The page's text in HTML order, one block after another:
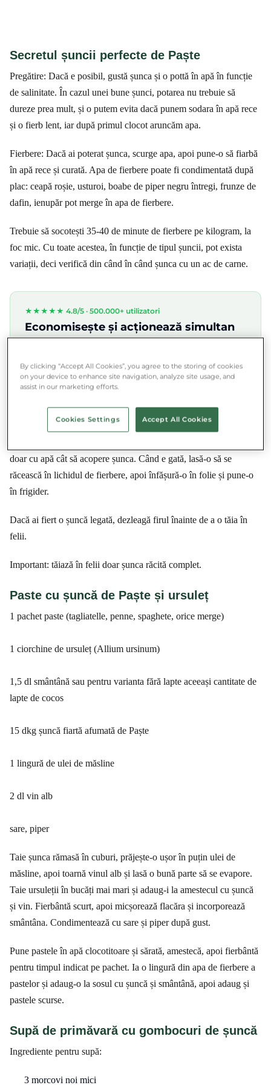
Secretul șuncii perfecte de Paște
Pregătire: Dacă e posibil, gustă șunca și o pottă în apă în funcție
de salinitate. În cazul unei bune șunci, potarea nu trebuie să
dureze prea mult, și o putem evita dacă punem sodara în apă rece
și o fierb lent, iar după primul clocot aruncăm apa.
Fierbere: Dacă ai poterat șunca, scurge apa, apoi pune-o să fiarbă
în apă rece și curată. Apa de fierbere poate fi condimentată după
plac: ceapă roșie, usturoi, boabe de piper negru întregi, frunze de
dafin, ienupăr pot merge în apa de fierbere.
Trebuie să socotești 35-40 de minute de fierbere pe kilogram, la
foc mic. Cu toate acestea, în funcție de tipul șuncii, pot exista
variații, deci verifică din când în când șunca cu un ac de carne.
★★★★★ 4.8/5 · 500.000+ utilizatori
Economisește și acționează simultan
App Store Google Play
doar cu apă cât să acopere șunca. Când e gată, lasă-o să se
răcească în lichidul de fierbere, apoi înfășură-o în folie și pune-o
în frigider.
Dacă ai fiert o șuncă legată, dezleagă firul înainte de a o tăia în
felii.
Important: tăiază în felii doar șunca răcită complet.
Paste cu șuncă de Paște și ursuleț
1 pachet paste (tagliatelle, penne, spaghete, orice merge)
1 ciorchine de ursuleț (Allium ursinum)
1,5 dl smântână sau pentru varianta fără lapte aceeași cantitate de
lapte de cocos
15 dkg șuncă fiartă afumată de Paște
1 lingură de ulei de măsline
2 dl vin alb
sare, piper
Taie șunca rămasă în cuburi, prăjește-o ușor în puțin ulei de
măsline, apoi toarnă vinul alb și lasă o bună parte să se evapore.
Taie ursuleții în bucăți mai mari și adaug-i la amestecul cu șuncă
și vin. Fierbântă scurt, apoi micșorează flacăra și incorporează
smântâna. Condimentează cu sare și piper după gust.
Pune pastele în apă clocotitoare și sărată, amestecă, apoi fierbântă
pentru timpul indicat pe pachet. Ia o lingură din apa de fierbere a
pastelor și adaug-o la sosul cu șuncă și smântână, apoi adaug și
pastele scurse.
Supă de primăvară cu gombocuri de șuncă
Ingrediente pentru supă:
3 morcovi noi mici
By clicking “Accept All Cookies”, you agree to the storing of cookies
on your device to enhance site navigation, analyze site usage, and
assist in our marketing efforts.
Cookies Settings Accept All Cookies